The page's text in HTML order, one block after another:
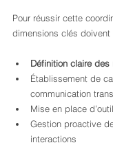
Pour réussir cette
dimensions clés doivent
Définition claire des
Établissement de
communication
Mise en place
Gestion proactive
interactions